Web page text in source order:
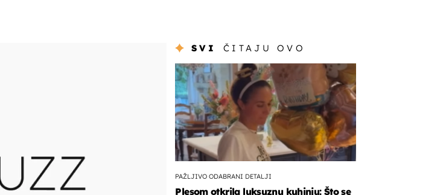
SVI ČITAJU OVO
PAŽLJIVO ODABRANI DETALJI
Plesom otkrila luksuznu kuhinju: Što se